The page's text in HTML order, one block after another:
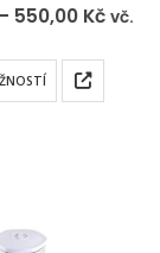
– 550,00 Kč vč.